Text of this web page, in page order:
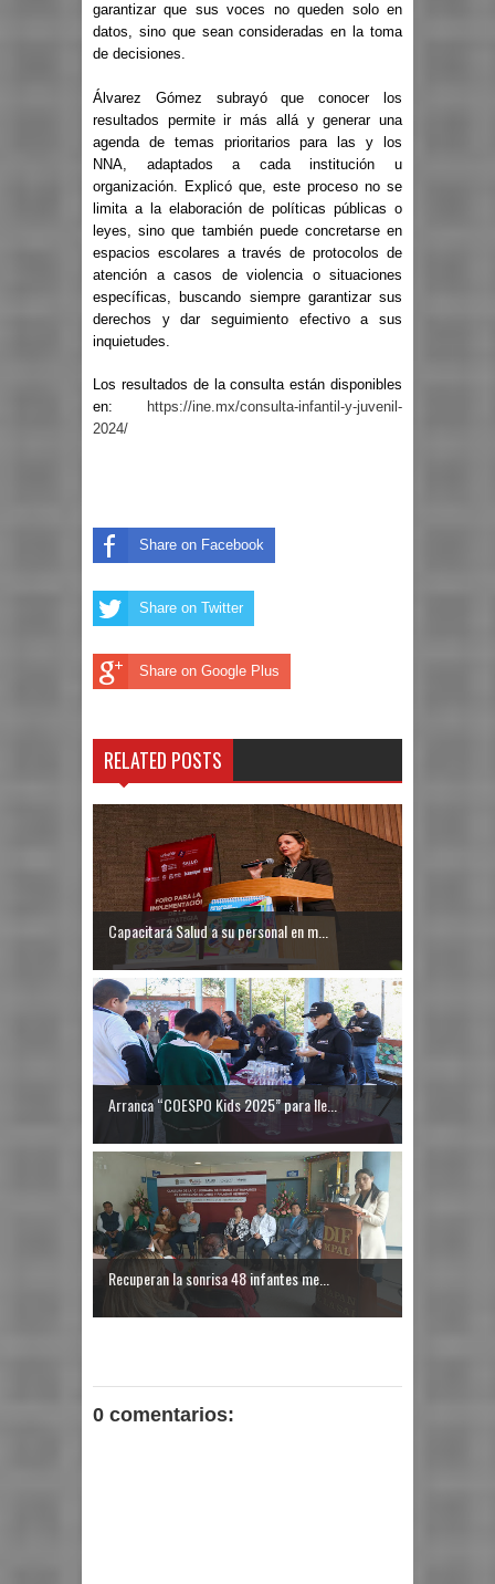
garantizar que sus voces no queden solo en
datos, sino que sean consideradas en la toma
de decisiones.
Álvarez Gómez subrayó que conocer los
resultados permite ir más allá y generar una
agenda de temas prioritarios para las y los
NNA, adaptados a cada institución u
organización. Explicó que, este proceso no se
limita a la elaboración de políticas públicas o
leyes, sino que también puede concretarse en
espacios escolares a través de protocolos de
atención a casos de violencia o situaciones
específicas, buscando siempre garantizar sus
derechos y dar seguimiento efectivo a sus
inquietudes.
Los resultados de la consulta están disponibles
en:
https://ine.mx/consulta-infantil-y-juvenil-
2024/
Share on Facebook
Share on Twitter
Share on Google Plus
RELATED POSTS
Capacitará Salud a su personal en m...
Arranca “COESPO Kids 2025” para lle...
Recuperan la sonrisa 48 infantes me...
0 comentarios: